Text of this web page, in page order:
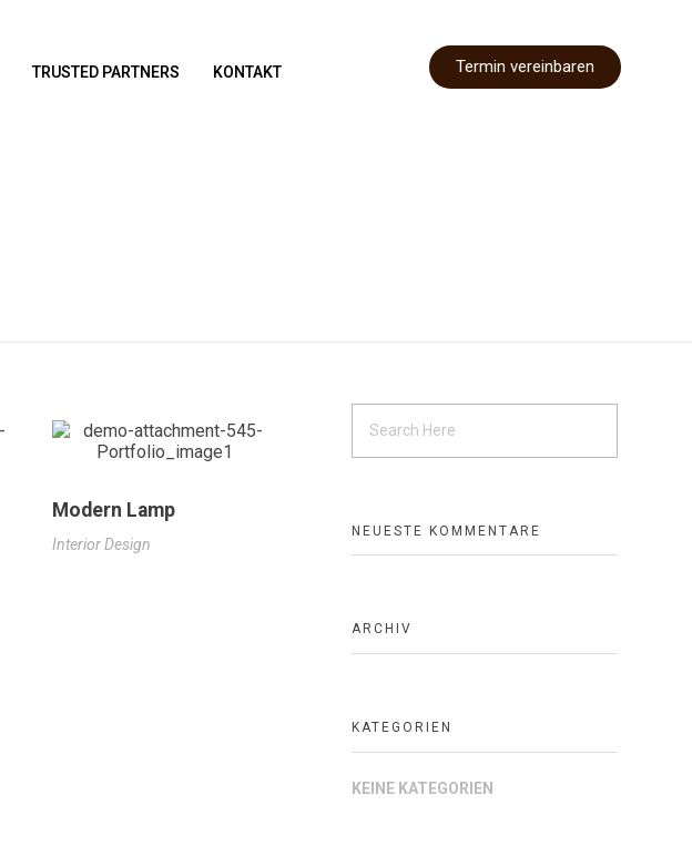
TRUSTED PARTNERS KONTAKT Termin vereinbaren
Modern Lamp
Interior Design
NEUESTE KOMMENTARE
ARCHIV
KATEGORIEN
KEINE KATEGORIEN